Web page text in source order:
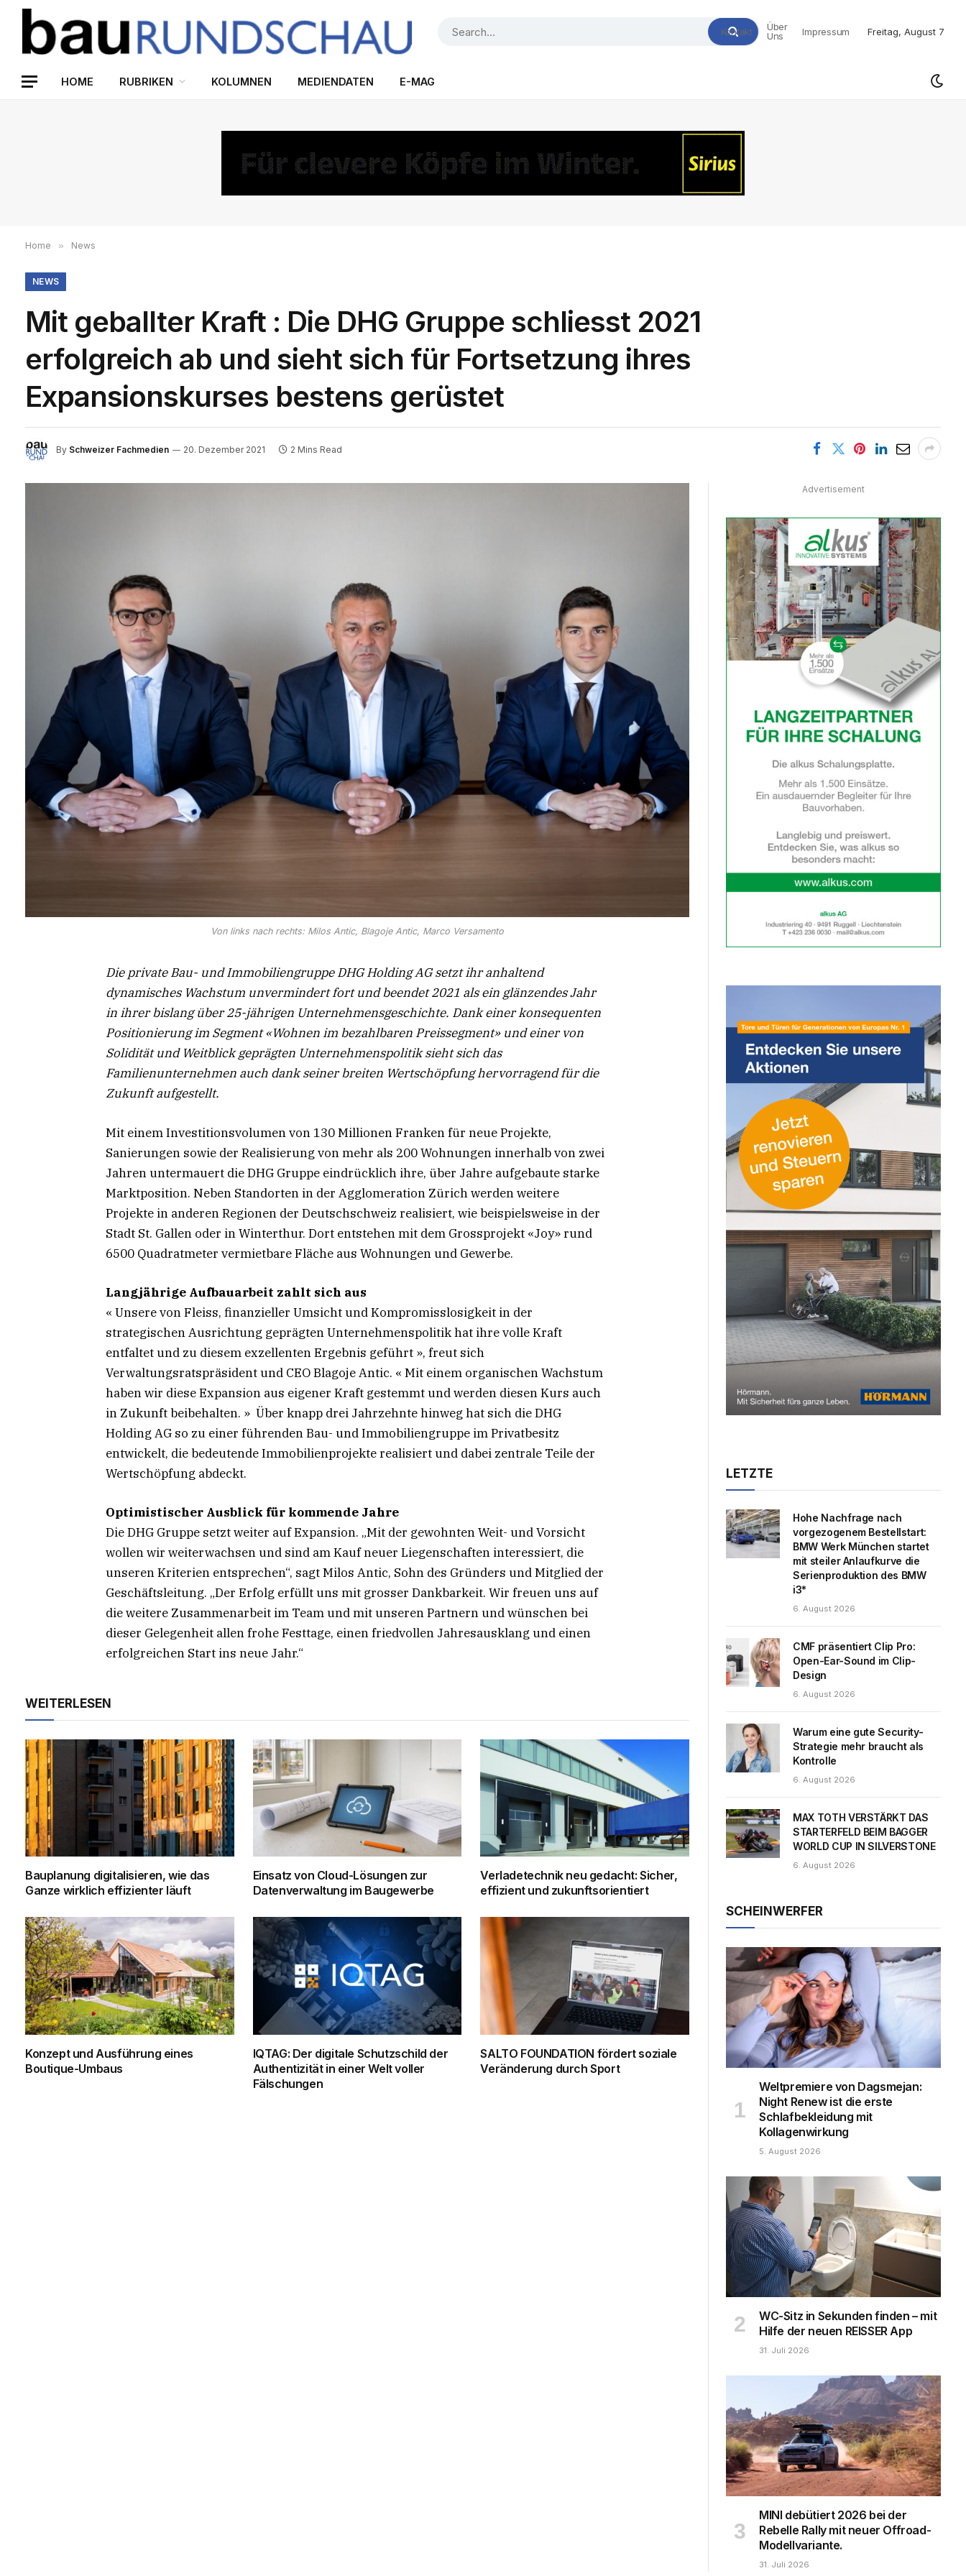
Kontakt
Über
Uns
Impressum Freitag, August 7
HOME RUBRIKEN KOLUMNEN MEDIENDATEN E-MAG
Home » News
NEWS
Mit geballter Kraft : Die DHG Gruppe schliesst 2021
erfolgreich ab und sieht sich für Fortsetzung ihres
Expansionskurses bestens gerüstet
By Schweizer Fachmedien 20. Dezember 2021 2 Mins Read
Von links nach rechts: Milos Antic, Blagoje Antic, Marco Versamento
Die private Bau- und Immobiliengruppe DHG Holding AG setzt ihr anhaltend
dynamisches Wachstum unvermindert fort und beendet 2021 als ein glänzendes Jahr
in ihrer bislang über 25-jährigen Unternehmensgeschichte. Dank einer konsequenten
Positionierung im Segment «Wohnen im bezahlbaren Preissegment» und einer von
Solidität und Weitblick geprägten Unternehmenspolitik sieht sich das
Familienunternehmen auch dank seiner breiten Wertschöpfung hervorragend für die
Zukunft aufgestellt.
Mit einem Investitionsvolumen von 130 Millionen Franken für neue Projekte,
Sanierungen sowie der Realisierung von mehr als 200 Wohnungen innerhalb von zwei
Jahren untermauert die DHG Gruppe eindrücklich ihre, über Jahre aufgebaute starke
Marktposition. Neben Standorten in der Agglomeration Zürich werden weitere
Projekte in anderen Regionen der Deutschschweiz realisiert, wie beispielsweise in der
Stadt St. Gallen oder in Winterthur. Dort entstehen mit dem Grossprojekt «Joy» rund
6500 Quadratmeter vermietbare Fläche aus Wohnungen und Gewerbe.
Langjährige Aufbauarbeit zahlt sich aus
« Unsere von Fleiss, finanzieller Umsicht und Kompromisslosigkeit in der
strategischen Ausrichtung geprägten Unternehmenspolitik hat ihre volle Kraft
entfaltet und zu diesem exzellenten Ergebnis geführt », freut sich
Verwaltungsratspräsident und CEO Blagoje Antic. « Mit einem organischen Wachstum
haben wir diese Expansion aus eigener Kraft gestemmt und werden diesen Kurs auch
in Zukunft beibehalten. » Über knapp drei Jahrzehnte hinweg hat sich die DHG
Holding AG so zu einer führenden Bau- und Immobiliengruppe im Privatbesitz
entwickelt, die bedeutende Immobilienprojekte realisiert und dabei zentrale Teile der
Wertschöpfung abdeckt.
Optimistischer Ausblick für kommende Jahre
Die DHG Gruppe setzt weiter auf Expansion. „Mit der gewohnten Weit- und Vorsicht
wollen wir weiterwachsen und sind am Kauf neuer Liegenschaften interessiert, die
unseren Kriterien entsprechen“, sagt Milos Antic, Sohn des Gründers und Mitglied der
Geschäftsleitung. „Der Erfolg erfüllt uns mit grosser Dankbarkeit. Wir freuen uns auf
die weitere Zusammenarbeit im Team und mit unseren Partnern und wünschen bei
dieser Gelegenheit allen frohe Festtage, einen friedvollen Jahresausklang und einen
erfolgreichen Start ins neue Jahr.“
WEITERLESEN
Bauplanung digitalisieren, wie das
Ganze wirklich effizienter läuft
Einsatz von Cloud-Lösungen zur
Datenverwaltung im Baugewerbe
Verladetechnik neu gedacht: Sicher,
effizient und zukunftsorientiert
Konzept und Ausführung eines
Boutique-Umbaus
IQTAG: Der digitale Schutzschild der
Authentizität in einer Welt voller
Fälschungen
SALTO FOUNDATION fördert soziale
Veränderung durch Sport
Advertisement
LETZTE
Hohe Nachfrage nach
vorgezogenem Bestellstart:
BMW Werk München startet
mit steiler Anlaufkurve die
Serienproduktion des BMW
i3*
6. August 2026
CMF präsentiert Clip Pro:
Open-Ear-Sound im Clip-
Design
6. August 2026
Warum eine gute Security-
Strategie mehr braucht als
Kontrolle
6. August 2026
MAX TOTH VERSTÄRKT DAS
STARTERFELD BEIM BAGGER
WORLD CUP IN SILVERSTONE
6. August 2026
SCHEINWERFER
Weltpremiere von Dagsmejan:
Night Renew ist die erste
Schlafbekleidung mit
Kollagenwirkung
5. August 2026
WC-Sitz in Sekunden finden – mit
Hilfe der neuen REISSER App
31. Juli 2026
MINI debütiert 2026 bei der
Rebelle Rally mit neuer Offroad-
Modellvariante.
31. Juli 2026